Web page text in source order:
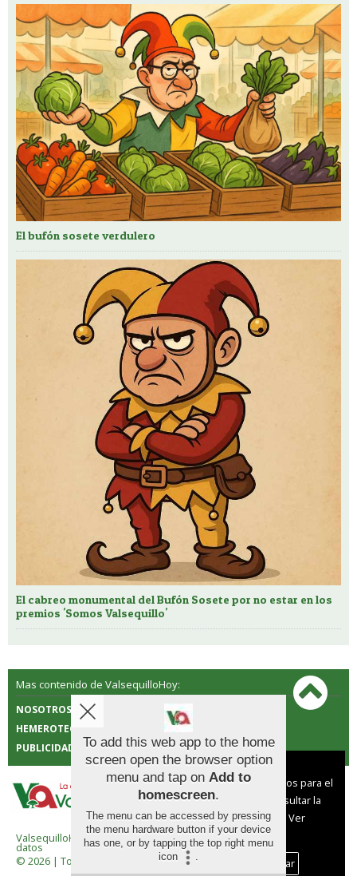
El bufón sosete verdulero
El cabreo monumental del Bufón Sosete por no estar en los
premios 'Somos Valsequillo'
Mas contenido de ValsequilloHoy:
NOSOTROS
CONTACTO
HEMEROTECA
POLÍTICA DE COOKIES
PUBLICIDAD
ValsequilloHoy |Términos de uso|Protección de
datos
© 2026 | Todos los derechos reservados
To add this web app to the home
screen open the browser option
menu and tap on Add to
homescreen.
The menu can be accessed by pressing
the menu hardware button if your device
has one, or by tapping the top right menu
icon
.
Aviso sobre el Uso de cookies:
Utilizamos cookies nuestras y de terceros para el
funcionamiento del digital. Puedes consultar la
lista de cookies y como desconectarlas.
Ver
nuestra Política de Privacidad y Cookies
Aceptar Cookies
Personalizar